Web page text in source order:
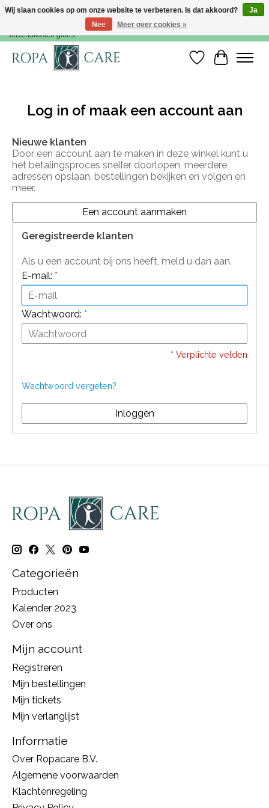
Voor 15:00 besteld, dezelfde werkdag nog verzonden! Vanaf €35,- zijn de
verzendkosten gratis!
Verlanglijst
Log in of maak een account aan
Nieuwe klanten
Door een account aan te maken in deze winkel kunt u
het betalingsproces sneller doorlopen, meerdere
adressen opslaan, bestellingen bekijken en volgen en
meer.
Een account aanmaken
Geregistreerde klanten
Als u een account bij ons heeft, meld u dan aan.
E-mail: *
Wachtwoord: *
* Verplichte velden
Wachtwoord vergeten?
Inloggen
Categorieën
Producten
Kalender 2023
Over ons
Mijn account
Registreren
Mijn bestellingen
Mijn tickets
Mijn verlanglijst
Informatie
Over Ropacare B.V.
Algemene voorwaarden
Klachtenregeling
Wij slaan cookies op om onze website te verbeteren. Is dat akkoord?
Ja
Nee
Meer over cookies »